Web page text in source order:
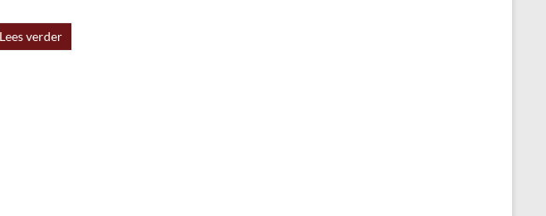
Lees verder